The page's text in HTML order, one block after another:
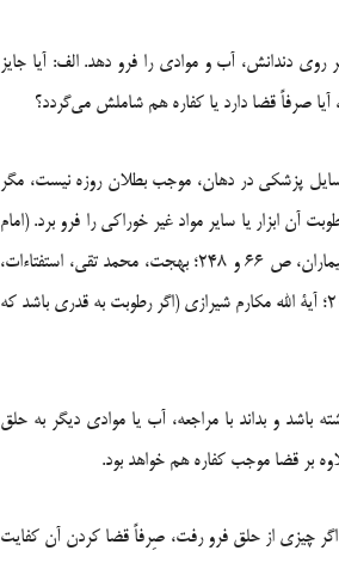
دندانش، آب و موادی را فرو دهد. الف: آیا جایز
صرفاً قضا دارد یا کفاره هم شاملش می‌گردد؟
پزشکی در دهان، موجب بطلان روزه نیست، مگر
آن ابزار یا سایر مواد غیر خوراکی را فرو برد. (امام
خمینى، سید روح اللّٰه، استفتاءات، ج‌1، ص 306؛ فاضل لنکرانى، محمد، احکام پزشکان و بیماران، ص 66 و 248؛ بهجت، محمد تقى، استفتاءات،
ج‌2، ص 364، دفتر حضرت آیة الله بهجت ره؛ مکارم شیرازى، ناصر، احکام پزشکى، ص 207؛ آیة الله مکارم شیرازی (اگر رطوبت به قدری باشد که
باشد و بداند با مراجعه، آب یا موادی دیگر به حلق
بر قضا موجب کفاره هم خواهد بود.
اگر چیزى از حلق فرو رفت، صِرفاً قضا کردن آن کفایت